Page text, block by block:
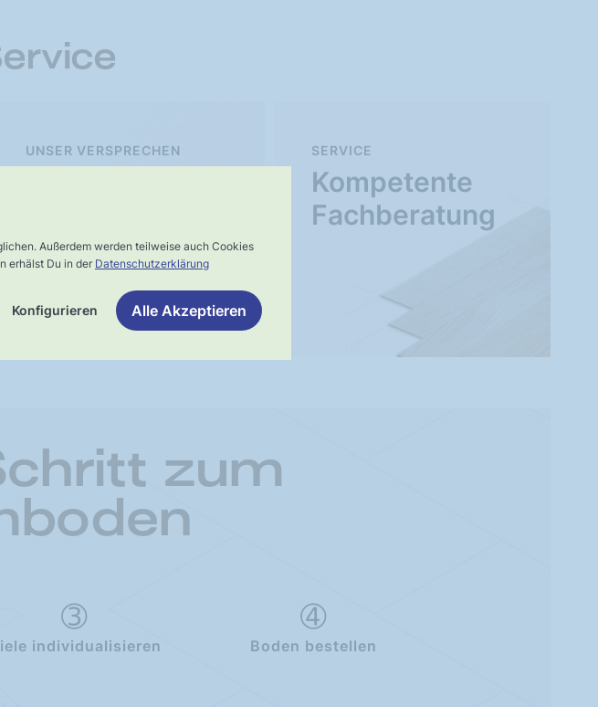
Außerdem werden teilweise auch Cookies
erhälst Du in der Datenschutzerklärung
Konfigurieren Alle Akzeptieren
Lieferung
UNSER VERSPRECHEN
Kompetente
Fachberatung
SERVICE
zum
individualisieren Boden bestellen